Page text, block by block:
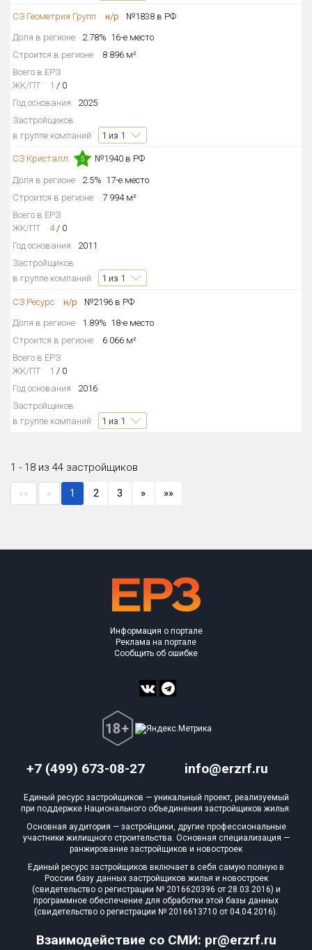
СЗ Геометрия Групп н/р
№1838 в РФ
Доля в регионе
2.78% 16-е место
Строится в регионе
8 896 м²
Всего в ЕРЗ
ЖК/ПТ
1 / 0
Год основания
2025
Застройщиков
в группе компаний
1 из 1
СЗ Кристалл 5 №1940 в РФ
Доля в регионе 2.5% 17-е место
Строится в регионе
7 994 м²
Всего в ЕРЗ
ЖК/ПТ
4/ 0
Год основания
2011
Застройщиков
в группе компаний
1 из 1
СЗ Ресурс н/р
№2196 в РФ
Доля в регионе
1.89% 18-е место
Строится в регионе
6 066 м²
Всего в ЕРЗ
ЖК/ПТ
1 / 0
Год основания
2016
Застройщиков
в группе компаний
1 из 1
1 - 18 из 44 застройщиков
«« « 1 2 3 » »»
+7 (499) 673-08-27 info@erzrf.ru
Взаимодействие со СМИ: pr@erzrf.ru
Информация о портале
Реклама на портале
Сообщить об ошибке
Единый ресурс застройщиков — уникальный проект, реализуемый
при поддержке Национального объединения застройщиков жилья.
Основная аудитория — застройщики, другие профессиональные
участники жилищного строительства. Основная специализация —
ранжирование застройщиков и новостроек
Единый ресурс застройщиков включает в себя самую полную в
России базу данных застройщиков жилья и новостроек
(свидетельство о регистрации № 2016620396 от 28.03.2016) и
программное обеспечение для обработки этой базы данных
(свидетельство о регистрации № 2016613710 от 04.04.2016).